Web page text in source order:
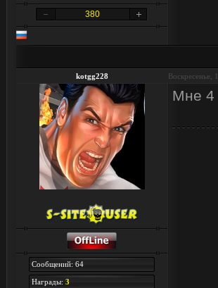
380
kotgg228
Сообщений: 64
Награды: 3
Мне 4